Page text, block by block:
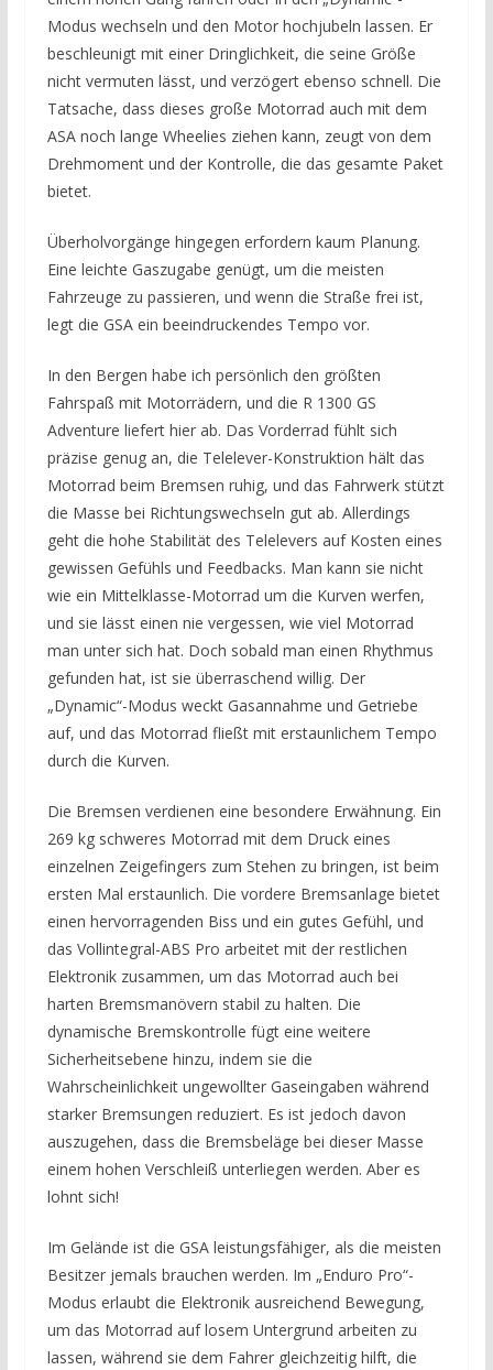
Modus wechseln und den Motor hochjubeln lassen. Er
beschleunigt mit einer Dringlichkeit, die seine Größe
nicht vermuten lässt, und verzögert ebenso schnell. Die
Tatsache, dass dieses große Motorrad auch mit dem
ASA noch lange Wheelies ziehen kann, zeugt von dem
Drehmoment und der Kontrolle, die das gesamte Paket
bietet.
Überholvorgänge hingegen erfordern kaum Planung.
Eine leichte Gaszugabe genügt, um die meisten
Fahrzeuge zu passieren, und wenn die Straße frei ist,
legt die GSA ein beeindruckendes Tempo vor.
In den Bergen habe ich persönlich den größten
Fahrspaß mit Motorrädern, und die R 1300 GS
Adventure liefert hier ab. Das Vorderrad fühlt sich
präzise genug an, die Telelever-Konstruktion hält das
Motorrad beim Bremsen ruhig, und das Fahrwerk stützt
die Masse bei Richtungswechseln gut ab. Allerdings
geht die hohe Stabilität des Telelevers auf Kosten eines
gewissen Gefühls und Feedbacks. Man kann sie nicht
wie ein Mittelklasse-Motorrad um die Kurven werfen,
und sie lässt einen nie vergessen, wie viel Motorrad
man unter sich hat. Doch sobald man einen Rhythmus
gefunden hat, ist sie überraschend willig. Der
„Dynamic“-Modus weckt Gasannahme und Getriebe
auf, und das Motorrad fließt mit erstaunlichem Tempo
durch die Kurven.
Die Bremsen verdienen eine besondere Erwähnung. Ein
269 kg schweres Motorrad mit dem Druck eines
einzelnen Zeigefingers zum Stehen zu bringen, ist beim
ersten Mal erstaunlich. Die vordere Bremsanlage bietet
einen hervorragenden Biss und ein gutes Gefühl, und
das Vollintegral-ABS Pro arbeitet mit der restlichen
Elektronik zusammen, um das Motorrad auch bei
harten Bremsmanövern stabil zu halten. Die
dynamische Bremskontrolle fügt eine weitere
Sicherheitsebene hinzu, indem sie die
Wahrscheinlichkeit ungewollter Gaseingaben während
starker Bremsungen reduziert. Es ist jedoch davon
auszugehen, dass die Bremsbeläge bei dieser Masse
einem hohen Verschleiß unterliegen werden. Aber es
lohnt sich!
Im Gelände ist die GSA leistungsfähiger, als die meisten
Besitzer jemals brauchen werden. Im „Enduro Pro“-
Modus erlaubt die Elektronik ausreichend Bewegung,
um das Motorrad auf losem Untergrund arbeiten zu
lassen, während sie dem Fahrer gleichzeitig hilft, die